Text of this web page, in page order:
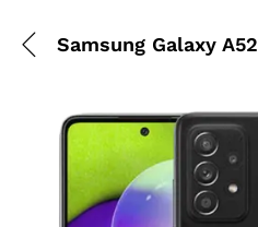
Samsung Galaxy A52